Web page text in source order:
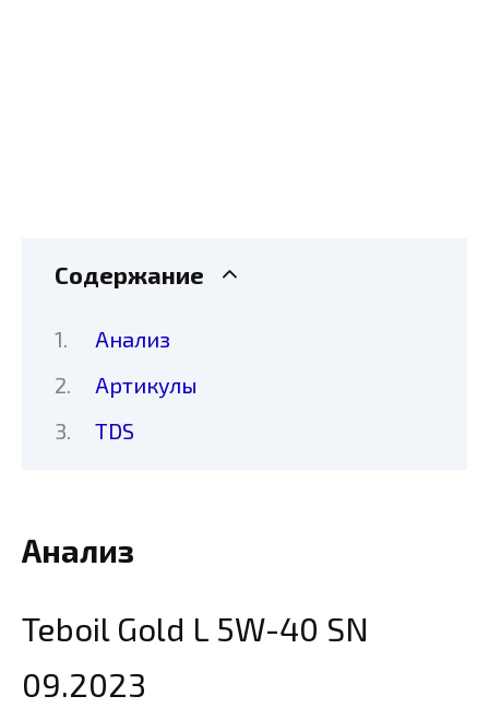
Содержание
Анализ
Артикулы
TDS
Анализ
Teboil Gold L 5W-40 SN
09.2023